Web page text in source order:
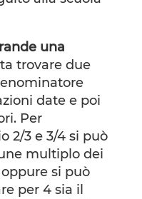
una
trovare due
date e poi
Per
2/3 e 3/4 si può
multiplo dei
si può
per 4 sia il